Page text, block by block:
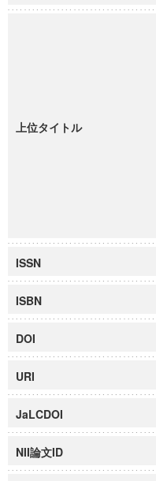
上位タイトル
ISSN
ISBN
DOI
URI
JaLCDOI
NII論文ID